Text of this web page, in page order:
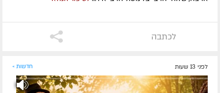
לכתבה
לפני 13 שעות חדשות »